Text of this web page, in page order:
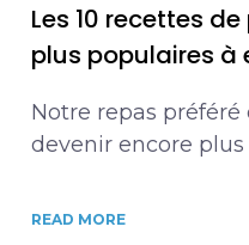
Les 10 recettes
plus populaires à
Notre repas
devenir encore plus
READ MORE